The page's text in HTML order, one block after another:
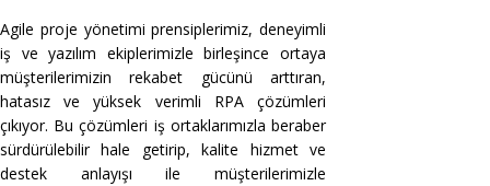
Agile proje yönetimi prensiplerimiz, deneyimli
iş ve yazılım ekiplerimizle birleşince ortaya
müşterilerimizin rekabet gücünü arttıran,
hatasız ve yüksek verimli RPA çözümleri
çıkıyor. Bu çözümleri iş ortaklarımızla beraber
sürdürülebilir hale getirip, kalite hizmet ve
destek anlayışı ile müşterilerimizle